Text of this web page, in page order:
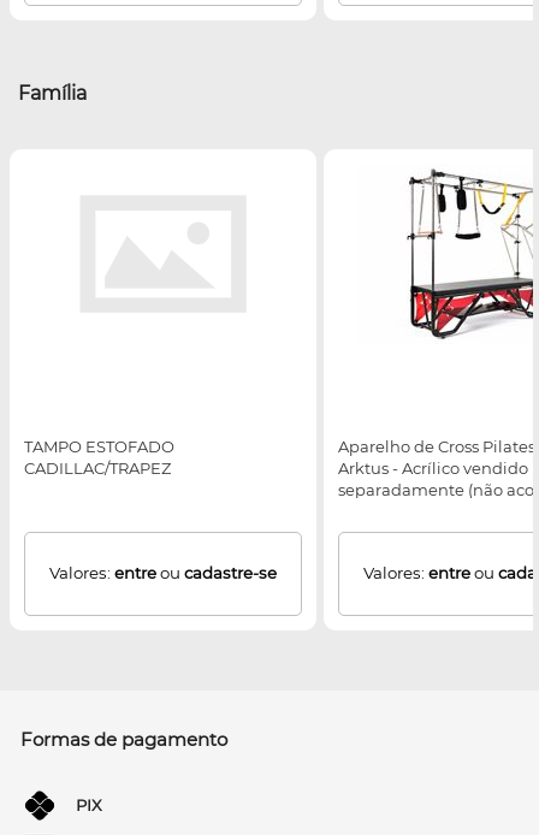
Família
TAMPO ESTOFADO
CADILLAC/TRAPEZ
Valores: entreou cadastre-se
Aparelho de Cross
Arktus - Acrílico vendido
separadamente (não
Valores: entreou
Formas de pagamento
PIX